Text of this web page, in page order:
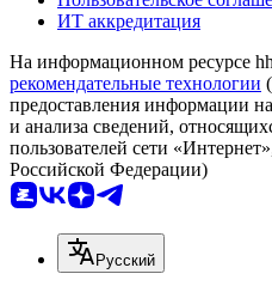
ИТ аккредитация
На информационном ресурсе
рекомендательные технологии
предоставления информации
и анализа сведений,
пользователей сети
Российской Федерации)
Русский